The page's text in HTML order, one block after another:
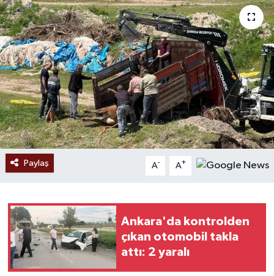
Paylaş A- A+
Ankara'da kontrolden
çıkan otomobil takla
attı: 2 yaralı